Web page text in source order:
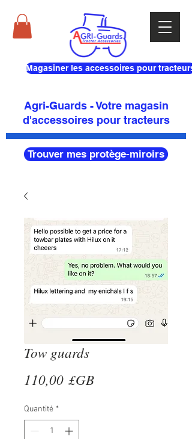
Magasiner les accessoires pour tracteurs
Agri-Guards - Votre magasin
d'accessoires pour tracteurs
Trouver mes protège-miroirs
Tow guards
110,00 £GBPrix
Quantité *